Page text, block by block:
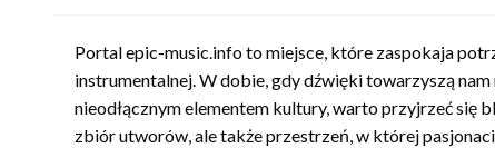
Portal epic-music.info to miejsce, które zaspokaja
instrumentalnej. W dobie, gdy dźwięki towarzyszą
nieodłącznym elementem kultury, warto przyjrzeć się
zbiór utworów, ale także przestrzeń, w której